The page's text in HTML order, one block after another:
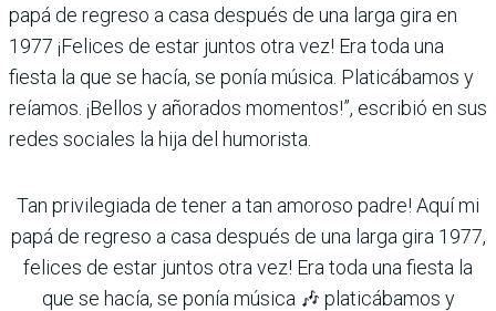
papá de regreso a casa después de una larga gira en
1977 ¡Felices de estar juntos otra vez! Era toda una
fiesta la que se hacía, se ponía música. Platicábamos y
reíamos. ¡Bellos y añorados momentos!”, escribió en sus
redes sociales la hija del humorista.
Tan privilegiada de tener a tan amoroso padre! Aquí mi
papá de regreso a casa después de una larga gira 1977,
felices de estar juntos otra vez! Era toda una fiesta la
que se hacía, se ponía música 🎶 platicábamos y